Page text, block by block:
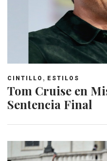
CINTILLO , ESTILOS
Tom Cruise en
Sentencia Final